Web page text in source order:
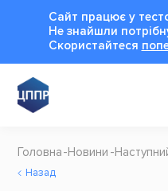
Сайт працює у
Не знайшли
Cкористайтеся
Головна Новини
Назад